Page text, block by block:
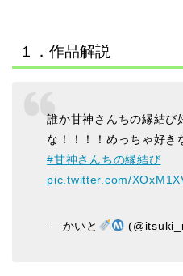
１．作品解説
誰か甘神さんちの縁結び
な！！！！めっちゃ好き
#甘神さんちの縁結び
pic.twitter.com/
— かいと